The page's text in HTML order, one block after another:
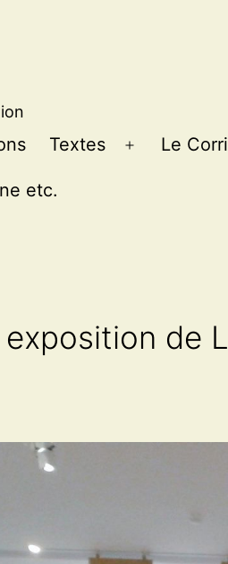
Textes
Ouvrir
Le
etc.
de